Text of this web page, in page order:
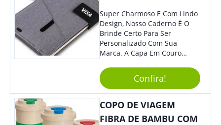
Super Charmoso E Com Lindo
Design, Nosso Caderno É O
Brinde Certo Para Ser
Personalizado Com Sua
Marca. A Capa Em Couro
Elástico Permite Maior
Segurança Ao Carregá-Lo.
Ofereça A Seus Clientes E
Colaboradores, Sem Dúvidas
Confira!
COPO DE VIAGEM
FIBRA DE BAMBU COM